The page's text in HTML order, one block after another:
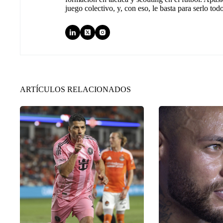
juego colectivo, y, con eso, le basta para serlo
ARTÍCULOS RELACIONADOS